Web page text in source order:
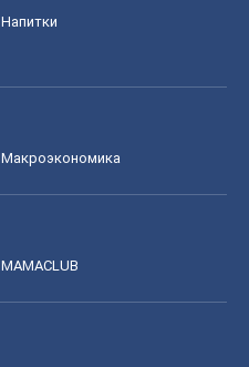
Напитки
Mакроэкономика
MAMACLUB